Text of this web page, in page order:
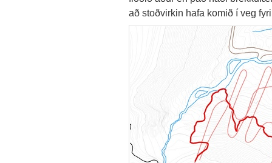
að stoðvirkin hafa komið í veg